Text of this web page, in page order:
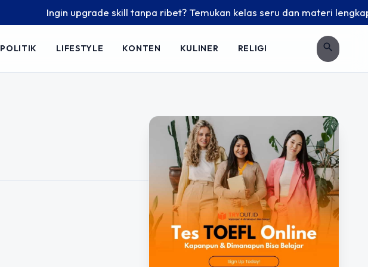
Ingin upgrade skill tanpa ribet? Temukan kelas seru dan materi lengkap
POLITIK LIFESTYLE KONTEN KULINER RELIGI search